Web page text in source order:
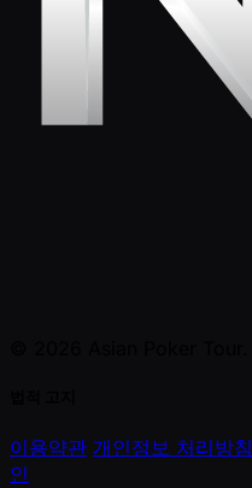
이용약관 개인정보 처리방침
인